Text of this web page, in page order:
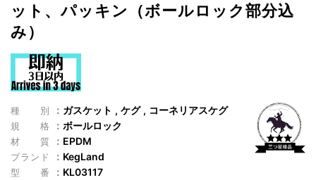
ット、パッキン（ボールロック部分込
み）
種別 ガスケット ケグ コーネリアスケグ
規格 ボールロック
材質 EPDM
ブランド KegLand
型番 KL03117